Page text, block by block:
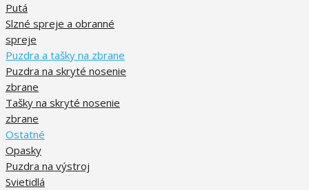
Putá
Slzné spreje a obranné
spreje
Puzdra a tašky na zbrane
Puzdra na skryté nosenie
zbrane
Tašky na skryté nosenie
zbrane
Ostatné
Opasky
Puzdra na výstroj
Svietidlá